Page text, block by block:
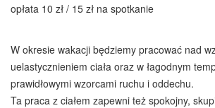
opłata 10 zł / 15 zł na spotkanie
W okresie wakacji będziemy pracować nad
uelastycznieniem ciała oraz w łagodnym
prawidłowymi wzorcami ruchu i oddechu.
Ta praca z ciałem zapewni też spokojny,